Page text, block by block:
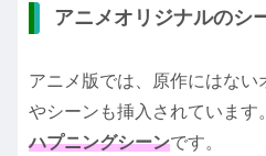
アニメオリジナルのシ
アニメ版では、原作にはない
やシーンも挿入されています
ハプニングシーンです。